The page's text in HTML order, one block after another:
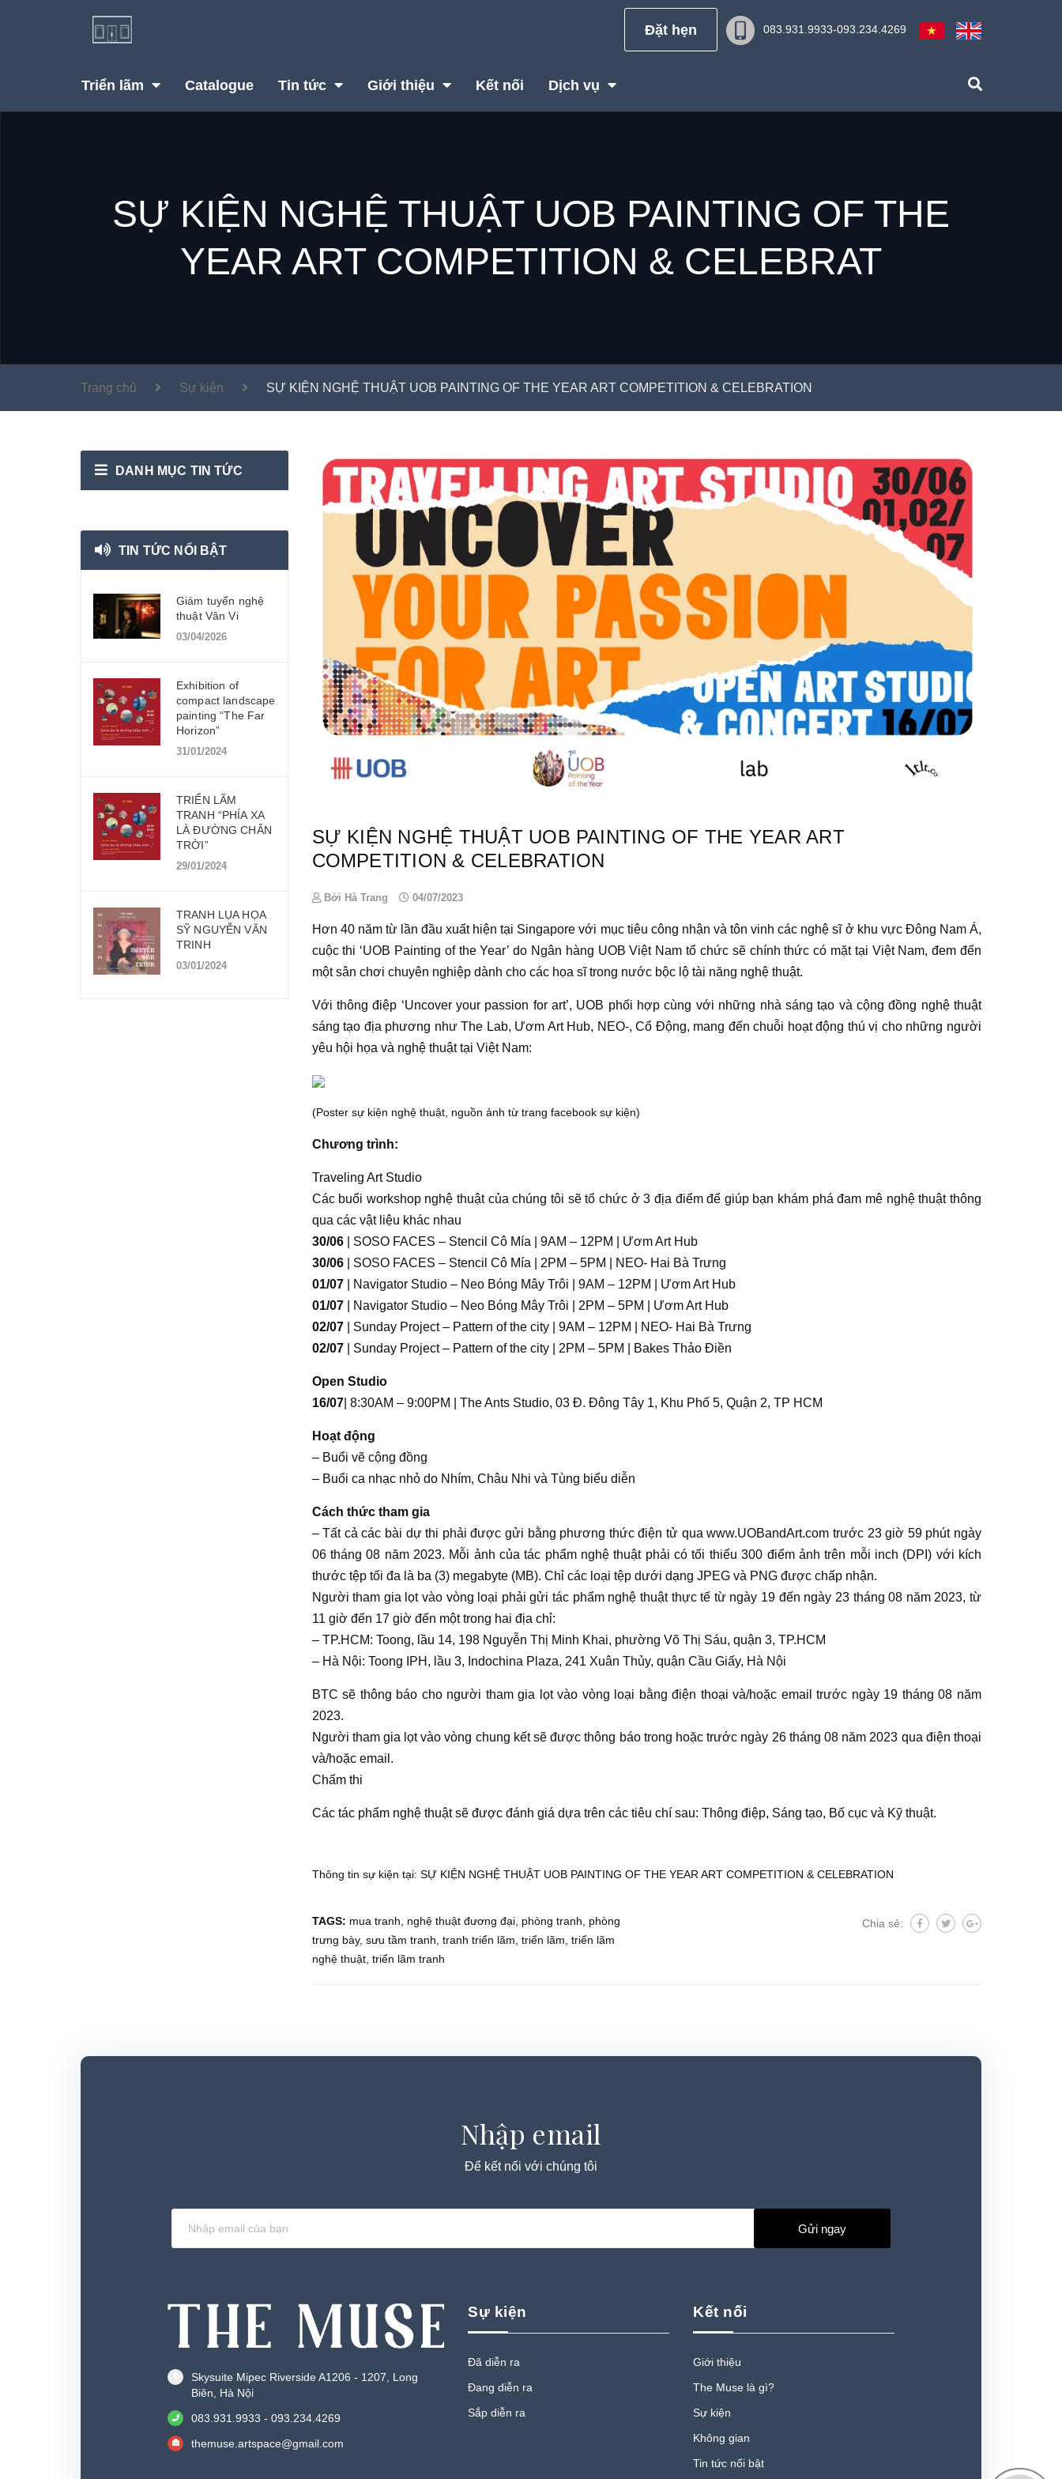
Đặt hẹn 083.931.9933-093.234.4269
Triển lãm Catalogue Tin tức Giới thiệu Kết nối Dịch vụ
SỰ KIỆN NGHỆ THUẬT UOB PAINTING OF THE
YEAR ART COMPETITION & CELEBRAT
Trang chủ Sự kiện SỰ KIỆN NGHỆ THUẬT UOB PAINTING OF THE YEAR ART COMPETITION & CELEBRATION
SỰ KIỆN NGHỆ THUẬT UOB PAINTING OF THE YEAR ART
COMPETITION & CELEBRATION
Bởi Hà Trang 04/07/2023
Hơn 40 năm từ lần đầu xuất hiện tại Singapore với mục tiêu công nhận và tôn vinh các nghệ sĩở khu vực Đông Nam Á,
cuộc thi ‘UOB Painting of the Year’ do Ngân hàng UOB Việt Nam tổ chức sẽ chính thức có mặt tại Việt Nam, đem đến
một sân chơi chuyên nghiệp dành cho các họa sĩtrong nước bộc lộ tài năng nghệ thuật.
Với thông điệp ‘Uncover your passion for art’, UOB phối hợp cùng với những nhà sáng tạo và cộng đồng nghệ thuật
sáng tạo địa phương như The Lab, Ươm Art Hub, NEO-, Cổ Động, mang đến chuỗi hoạt động thú vị cho những người
yêu hội họa và nghệ thuậttại Việt Nam:
(Poster sự kiện nghệ thuật, nguồn ảnh từ trang facebook sự kiện)
Chương trình:
Traveling Art Studio
Các buổi workshop nghệ thuật của chúng tôi sẽ tổ chức ở 3 địa điểm để giúp bạn khám phá đam mê nghệ thuật thông
qua các vật liệu khác nhau
30/06
| SOSO FACES – Stencil Cô Mía | 9AM – 12PM | Ươm Art Hub
30/06| SOSO FACES – Stencil Cô Mía | 2PM – 5PM | NEO- Hai Bà Trưng
01/07| Navigator Studio – Neo Bóng Mây Trôi | 9AM – 12PM | Ươm Art Hub
01/07| Navigator Studio – Neo Bóng Mây Trôi | 2PM – 5PM | Ươm Art Hub
02/07| Sunday Project – Pattern of the city | 9AM – 12PM | NEO- Hai Bà Trưng
02/07| Sunday Project – Pattern of the city | 2PM – 5PM | Bakes Thảo Điền
Open Studio
16/07| 8:30AM – 9:00PM | The Ants Studio, 03 Đ. Đông Tây 1, Khu Phố 5, Quận 2, TP HCM
Hoạt động
– Buổi vẽ cộng đồng
– Buổi ca nhạc nhỏ do Nhím, Châu Nhi và Tùng biểu diễn
Cách thức tham gia
– Tất cả các bài dự thi phải được gửi bằng phương thức điện tử qua www.UOBandArt.com trước 23 giờ 59 phút ngày
06 tháng 08 năm 2023. Mỗi ảnh của tác phẩm nghệ thuật phải có tối thiểu 300 điểm ảnh trên mỗi inch (DPI) với kích
thước tệp tối đa là ba (3) megabyte (MB). Chỉ các loại tệp dưới dạng JPEG và PNG được chấp nhận.
Người tham gia lọt vào vòng loại phải gửi tác phẩm nghệ thuật thực tế từ ngày 19 đến ngày 23 tháng 08 năm 2023, từ
11 giờ đến 17 giờ đến một trong hai địa chỉ:
– TP.HCM: Toong, lầu 14, 198 Nguyễn Thị Minh Khai, phường Võ Thị Sáu, quận 3, TP.HCM
– Hà Nội: Toong IPH, lầu 3, Indochina Plaza, 241 Xuân Thủy, quận Cầu Giấy, Hà Nội
BTC sẽ thông báo cho người tham gia lọt vào vòng loại bằng điện thoại và/hoặc email trước ngày 19 tháng 08 năm
2023.
Người tham gia lọt vào vòng chung kết sẽ được thông báo trong hoặc trước ngày 26 tháng 08 năm 2023 qua điện thoại
và/hoặc email.
Chấm thi
Các tác phẩm nghệ thuậtsẽ được đánh giá dựa trên các tiêu chí sau: Thông điệp, Sáng tạo, Bố cục và Kỹ thuật.
Thông tin sự kiện tại: SỰ KIỆN NGHỆ THUẬT UOB PAINTING OF THE YEAR ART COMPETITION & CELEBRATION
TAGS: mua tranh nghệ thuật đương đại, phòng tranh
phòng
trưng bày, sưu tầm tranh tranh triển lãm triển lãm triển lãm
nghệ thuật, triển lãm tranh
Chia sẻ:
DANH MỤC TIN TỨC
TIN TỨC NỔI BẬT
Giám tuyển nghệ
thuật Vân Vi
03/04/2026
Exhibition of
compact landscape
painting “The Far
Horizon”
31/01/2024
TRIỂN LÃM
TRANH “PHÍA XA
LÀ ĐƯỜNG CHÂN
TRỜI”
29/01/2024
TRANH LỤA HỌA
SỸ NGUYỄN VĂN
TRINH
03/01/2024
Nhập email
Để kết nối với chúng tôi
Gửi ngay
Skysuite Mipec Riverside A1206 - 1207, Long
Biên, Hà Nội
083.931.9933 - 093.234.4269
themuse.artspace@gmail.com
Sự kiện
Đã diễn ra
Đang diễn ra
Sắp diễn ra
Kết nối
Giới thiệu
The Muse là gì?
Sự kiện
Không gian
Tin tức nổi bật